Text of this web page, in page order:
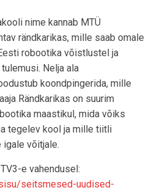
nime kannab MTÜ
rändkarikas, mille saab omale
robootika võistlustel ja
Nelja ala
koondpingerida, mille
Rändkarikas on suurim
maastikul, mida võiks
tegelev kool ja mille tiitli
igale võitjale.
e vahendusel:
seitsmesed-uudised-